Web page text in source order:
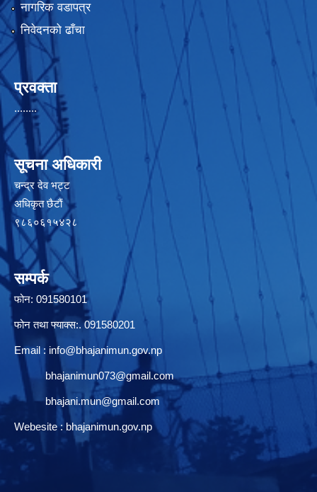
नागरिक वडापत्र
निवेदनको ढाँचा
प्रवक्ता
........
सूचना अधिकारी
चन्द्र देव भट्ट
अधिकृत छैटाैं
९८६०६१५४२८
सम्पर्क
फोन: 091580101
फोन तथा फ्याक्स:. 091580201
Email : info@bhajanimun.gov.np
bhajanimun073@gmail.com
bhajani.mun@gmail.com
Webesite : bhajanimun.gov.np